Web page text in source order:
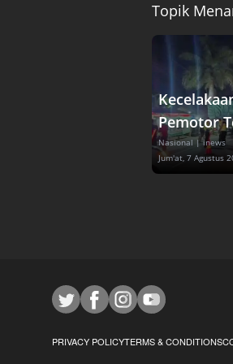
Topik
Pemotor
Nasional | inews
Jum'at, 7 Agustus
PRIVACY POLICYTERMS & CONDITIONS